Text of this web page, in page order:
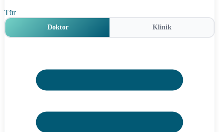
Tür
Doktor Klinik